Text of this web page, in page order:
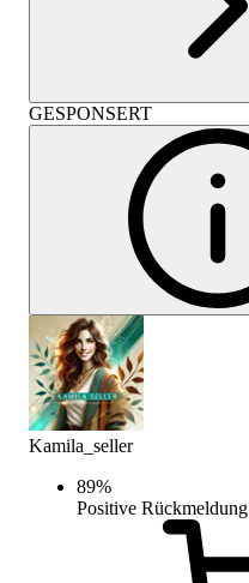
GESPONSERT
Kamila_seller
89%
Positive Rückmeldung